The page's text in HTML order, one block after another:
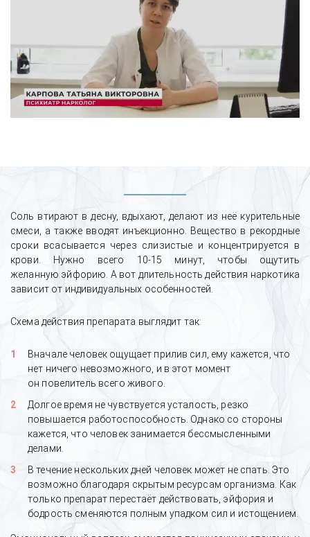
Соль втирают в десну, вдыхают, делают из неё курительные
смеси, а также вводят инъекционно. Вещество в рекордные
сроки всасывается через слизистые и концентрируется в
крови. Нужно всего 10-15 минут, чтобы ощутить
желанную эйфорию. А вот длительность действия наркотика
зависит от индивидуальных особенностей.
Схема действия препарата выглядит так:
Вначале человек ощущает прилив сил, ему кажется, что
нет ничего невозможного, и в этот момент
он повелитель всего живого.
Долгое время не чувствуется усталость, резко
повышается работоспособность. Однако со стороны
кажется, что человек занимается бессмысленными
делами.
В течение нескольких дней человек может не спать. Это
возможно благодаря скрытым ресурсам организма. Как
только препарат перестаёт действовать, эйфория и
бодрость сменяются полным упадком сил и истощением.